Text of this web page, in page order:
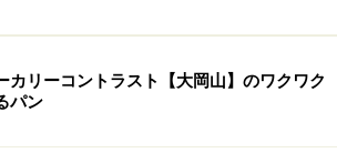
カリーコントラスト【大岡山】のワクワク
パン